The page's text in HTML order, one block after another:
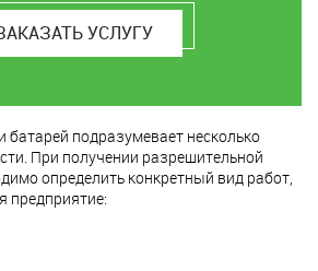
УСЛУГУ
батарей подразумевает несколько
При получении разрешительной
определить конкретный вид работ,
предприятие: